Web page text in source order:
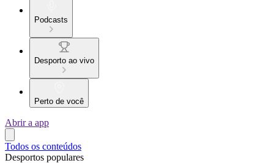
Podcasts
Desporto ao vivo
Perto de você
Abrir a app
Todos os conteúdos
Desportos populares